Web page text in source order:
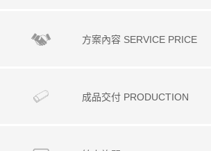
方案內容 SERVICE PRICE
成品交付 PRODUCTION